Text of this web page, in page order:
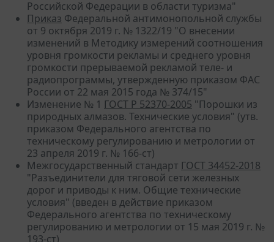
Российской Федерации в области туризма"
Приказ Федеральной антимонопольной службы
от 9 октября 2019 г. № 1322/19 "О внесении
изменений в Методику измерений соотношения
уровня громкости рекламы и среднего уровня
громкости прерываемой рекламой теле- и
радиопрограммы, утвержденную приказом ФАС
России от 22 мая 2015 года № 374/15"
Изменение № 1 ГОСТ Р 52370-2005 "Порошки из
природных алмазов. Технические условия" (утв.
приказом Федерального агентства по
техническому регулированию и метрологии от
23 апреля 2019 г. № 166-ст)
Межгосударственный стандарт ГОСТ 34452-2018
"Разъединители для тяговой сети железных
дорог и приводы к ним. Общие технические
условия" (введен в действие приказом
Федерального агентства по техническому
регулированию и метрологии от 15 мая 2019 г. №
193-ст)